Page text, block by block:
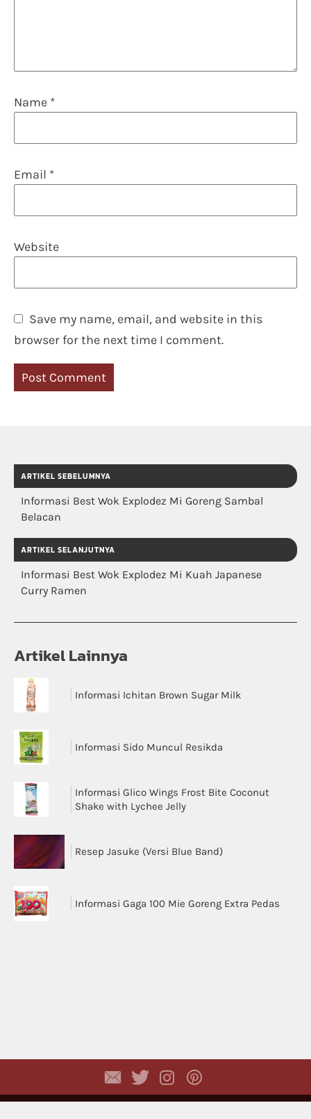
Name *
Email *
Website
Save my name, email, and website in this
browser for the next time I comment.
ARTIKEL SEBELUMNYA
Informasi Best Wok Explodez Mi Goreng Sambal
Belacan
ARTIKEL SELANJUTNYA
Informasi Best Wok Explodez Mi Kuah Japanese
Curry Ramen
Artikel Lainnya
Informasi Ichitan Brown Sugar Milk
Informasi Sido Muncul Resikda
Informasi Glico Wings Frost Bite Coconut
Shake with Lychee Jelly
Resep Jasuke (Versi Blue Band)
Informasi Gaga 100 Mie Goreng Extra Pedas